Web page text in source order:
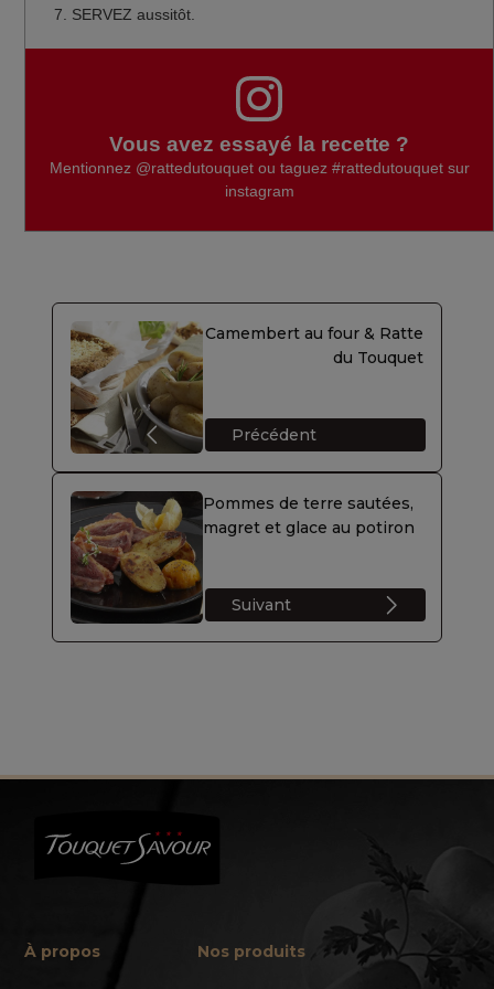
SERVEZ aussitôt.
Vous avez essayé la recette ?
Mentionnez @rattedutouquetou taguez #rattedutouquetsur
instagram
Camembert au four & Ratte
du Touquet
Précédent
Pommes de terre sautées,
magret et glace au potiron
Suivant
À propos Nos produits